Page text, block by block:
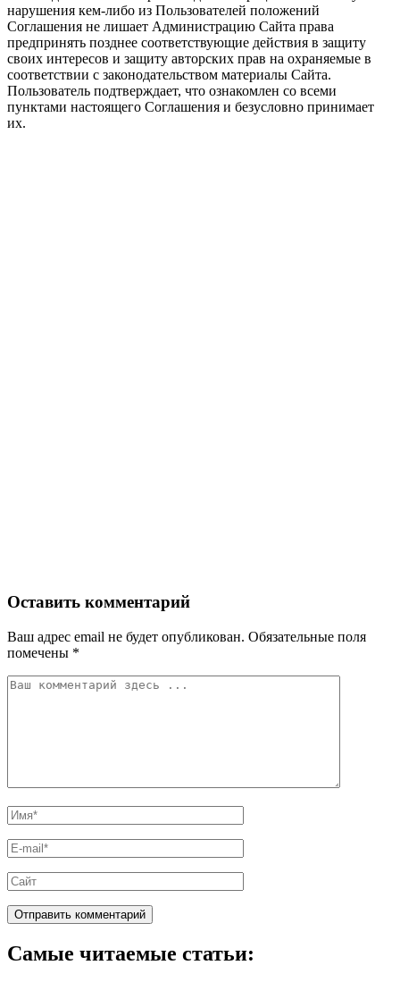
нарушения кем-либо из Пользователей положений
Соглашения не лишает Администрацию Сайта права
предпринять позднее соответствующие действия в защиту
своих интересов и защиту авторских прав на охраняемые в
соответствии с законодательством материалы Сайта.
Пользователь подтверждает, что ознакомлен со всеми
пунктами настоящего Соглашения и безусловно принимает
их.
Оставить комментарий
Ваш адрес email не будет опубликован. Обязательные поля
помечены *
Самые читаемые статьи: